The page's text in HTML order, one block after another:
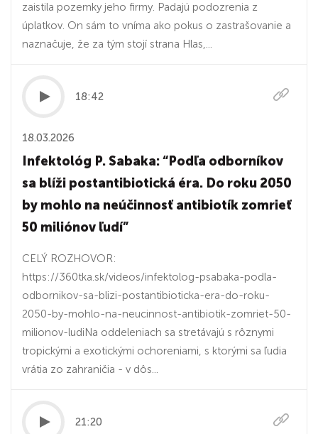
zaistila pozemky jeho firmy. Padajú podozrenia z
úplatkov. On sám to vníma ako pokus o zastrašovanie a
naznačuje, že za tým stojí strana Hlas,...
18:42
18.03.2026
Infektológ P. Sabaka: “Podľa odborníkov
sa blíži postantibiotická éra. Do roku 2050
by mohlo na neúčinnosť antibiotík zomrieť
50 miliónov ľudí”
CELÝ ROZHOVOR:
https://360tka.sk/videos/infektolog-psabaka-podla-
odbornikov-sa-blizi-postantibioticka-era-do-roku-
2050-by-mohlo-na-neucinnost-antibiotik-zomriet-50-
milionov-ludiNa oddeleniach sa stretávajú s rôznymi
tropickými a exotickými ochoreniami, s ktorými sa ľudia
vrátia zo zahraničia - v dôs...
21:20